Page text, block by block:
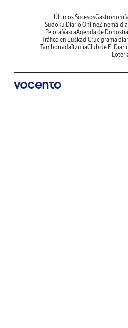
Últimos Sucesos
Sudoku Diario OnlineZinemaldia
Pelota VascaAgenda de Donostia
Tráfico en EuskadiCrucigrama
TamborradaItzuliaClub de El